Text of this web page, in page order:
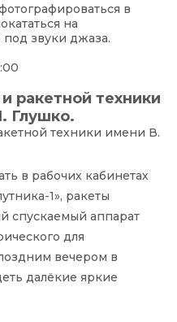
в
на
звуки джаза.
ракетной техники
Глушко.
в рабочих кабинетах
1», ракеты
спускаемый аппарат
для
вечером в
далёкие яркие